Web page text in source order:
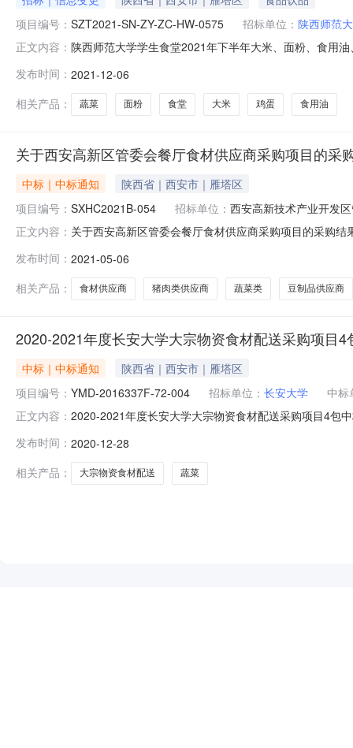
项目编号： SZT2021-SN-ZY-ZC-HW-0575 招标单位： 陕西师范
正文内容： 陕西师范大学学生食堂2021年下半年大米、面粉、食用
项：采购结果更正内容：因原第六标段中标供应商西安
发布时间： 2021-12-06
相关产品：
蔬菜 面粉 食堂 大米 鸡蛋 食用油
关于西安高新区管委会餐厅食材供应商采购项目的采
中标｜中标通知
陕西省｜西安市｜雁塔区
项目编号： SXHC2021B-054 招标单位： 西安高新技术产业开发
正文内容： 关于西安高新区管委会餐厅食材供应商采购项目的采购
商采购项目三、采购结果：1、猪肉类供应商采购中标结
菜类
发布时间： 2021-05-06
相关产品：
食材供应商 猪肉类供应商 蔬菜类 豆制品供应商
2020-2021年度长安大学大宗物资食材配送采购项目4
中标｜中标通知
陕西省｜西安市｜雁塔区
项目编号： YMD-2016337F-72-004 招标单位： 长安大学
中标
正文内容： 2020-2021年度长安大学大宗物资食材配送采购项目4包
标费率：折扣率为81.93%中标人：陕西米禾供应链管理
发布时间： 2020-12-28
相关产品：
大宗物资食材配送 蔬菜